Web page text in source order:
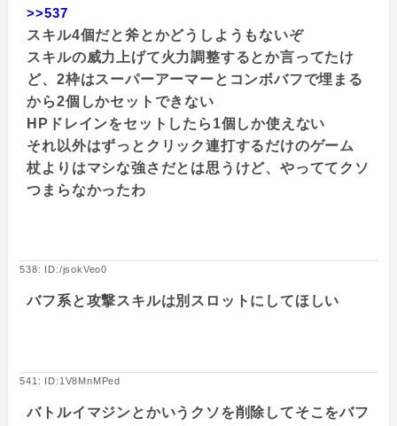
>>537
スキル4個だと斧とかどうしようもないぞ
スキルの威力上げて火力調整するとか言ってたけ
ど、2枠はスーパーアーマーとコンボバフで埋まる
から2個しかセットできない
HPドレインをセットしたら1個しか使えない
それ以外はずっとクリック連打するだけのゲーム
杖よりはマシな強さだとは思うけど、やっててクソ
つまらなかったわ
538: ID:/jsokVeo0
バフ系と攻撃スキルは別スロットにしてほしい
541: ID:1V8MnMPed
バトルイマジンとかいうクソを削除してそこをバフ